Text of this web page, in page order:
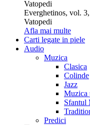
Everghetinos, vol.
Vatopedi
Afla mai multe
Carti legate in piele
Audio
Muzica
Clasica
Colinde
Jazz
Muzica
Sfantul
Predici